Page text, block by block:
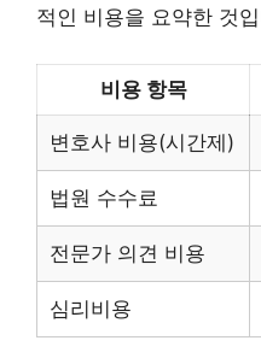
적인 비용을 요약한 것
비용 항목
변호사 비용(시간제)
법원 수수료
전문가 의견 비용
심리비용